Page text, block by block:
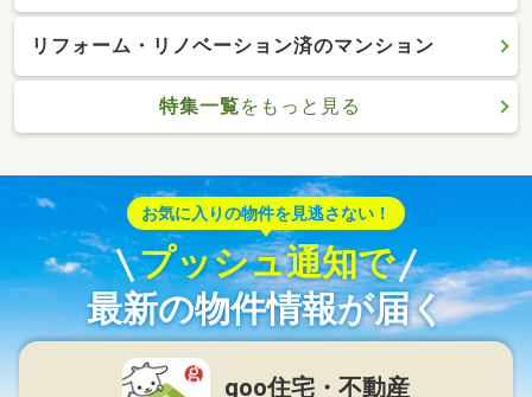
リフォーム・リノベーション済のマンション
特集一覧をもっと見る
お気に入りの物件を見逃さない！
プッシュ通知で
最新の物件情報が届く
goo住宅・不動産